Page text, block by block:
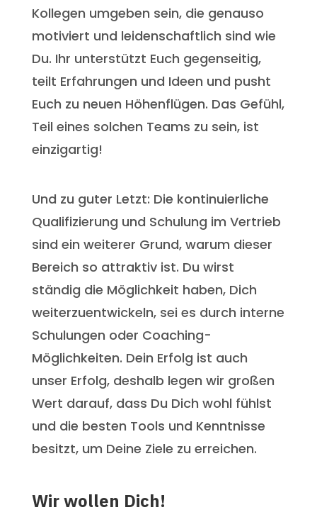
Kollegen umgeben sein, die genauso
motiviert und leidenschaftlich sind wie
Du. Ihr unterstützt Euch gegenseitig,
teilt Erfahrungen und Ideen und pusht
Euch zu neuen Höhenflügen. Das Gefühl,
Teil eines solchen Teams zu sein, ist
einzigartig!
Und zu guter Letzt: Die kontinuierliche
Qualifizierung und Schulung im Vertrieb
sind ein weiterer Grund, warum dieser
Bereich so attraktiv ist. Du wirst
ständig die Möglichkeit haben, Dich
weiterzuentwickeln, sei es durch interne
Schulungen oder Coaching-
Möglichkeiten. Dein Erfolg ist auch
unser Erfolg, deshalb legen wir großen
Wert darauf, dass Du Dich wohl fühlst
und die besten Tools und Kenntnisse
besitzt, um Deine Ziele zu erreichen.
Wir wollen Dich!